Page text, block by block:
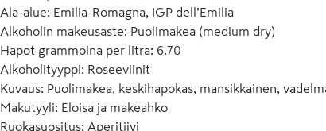
Ala-alue: Emilia-Romagna, IGP dell’Emilia
Alkoholin makeusaste: Puolimakea (medium dry)
Hapot grammoina per litra: 6.70
Alkoholityyppi: Roseeviinit
Kuvaus: Puolimakea, keskihapokas, mansikkainen,
Makutyyli: Eloisa ja makeahko
Ruokasuositus: Aperitiivi